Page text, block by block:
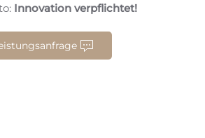
Innovation verpflichtet!